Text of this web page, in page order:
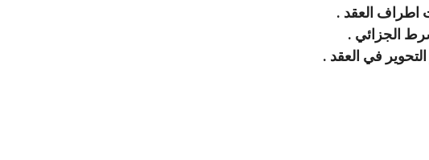
اطراف العقد .
الجزائي .
في العقد .